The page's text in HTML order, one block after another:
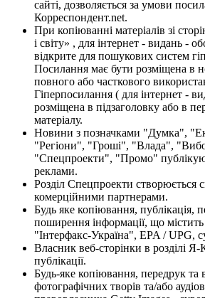
сайті, дозволяється за умови
Корреспондент.net.
При копіюванні матеріалів зі
і світу» , для інтернет - видань -
відкрите для пошукових систем
Посилання має бути розміщена в
повного або часткового
Гіперпосилання ( для інтернет -
розміщена в підзаголовку або в
матеріалу.
Новини з позначками "Думка",
"Регіони", "Гроші", "Влада",
"Спецпроекти", "Промо"
реклами.
Розділ Спецпроекти створюється
комерційними партнерами.
Будь яке копіювання, публікація,
поширення інформації, що
"Інтерфакс-Україна", EPA / UPG,
Власник веб-сторінки в розділі
публікації.
Будь-яке копіювання, передрук та
фотографічних творів та/або